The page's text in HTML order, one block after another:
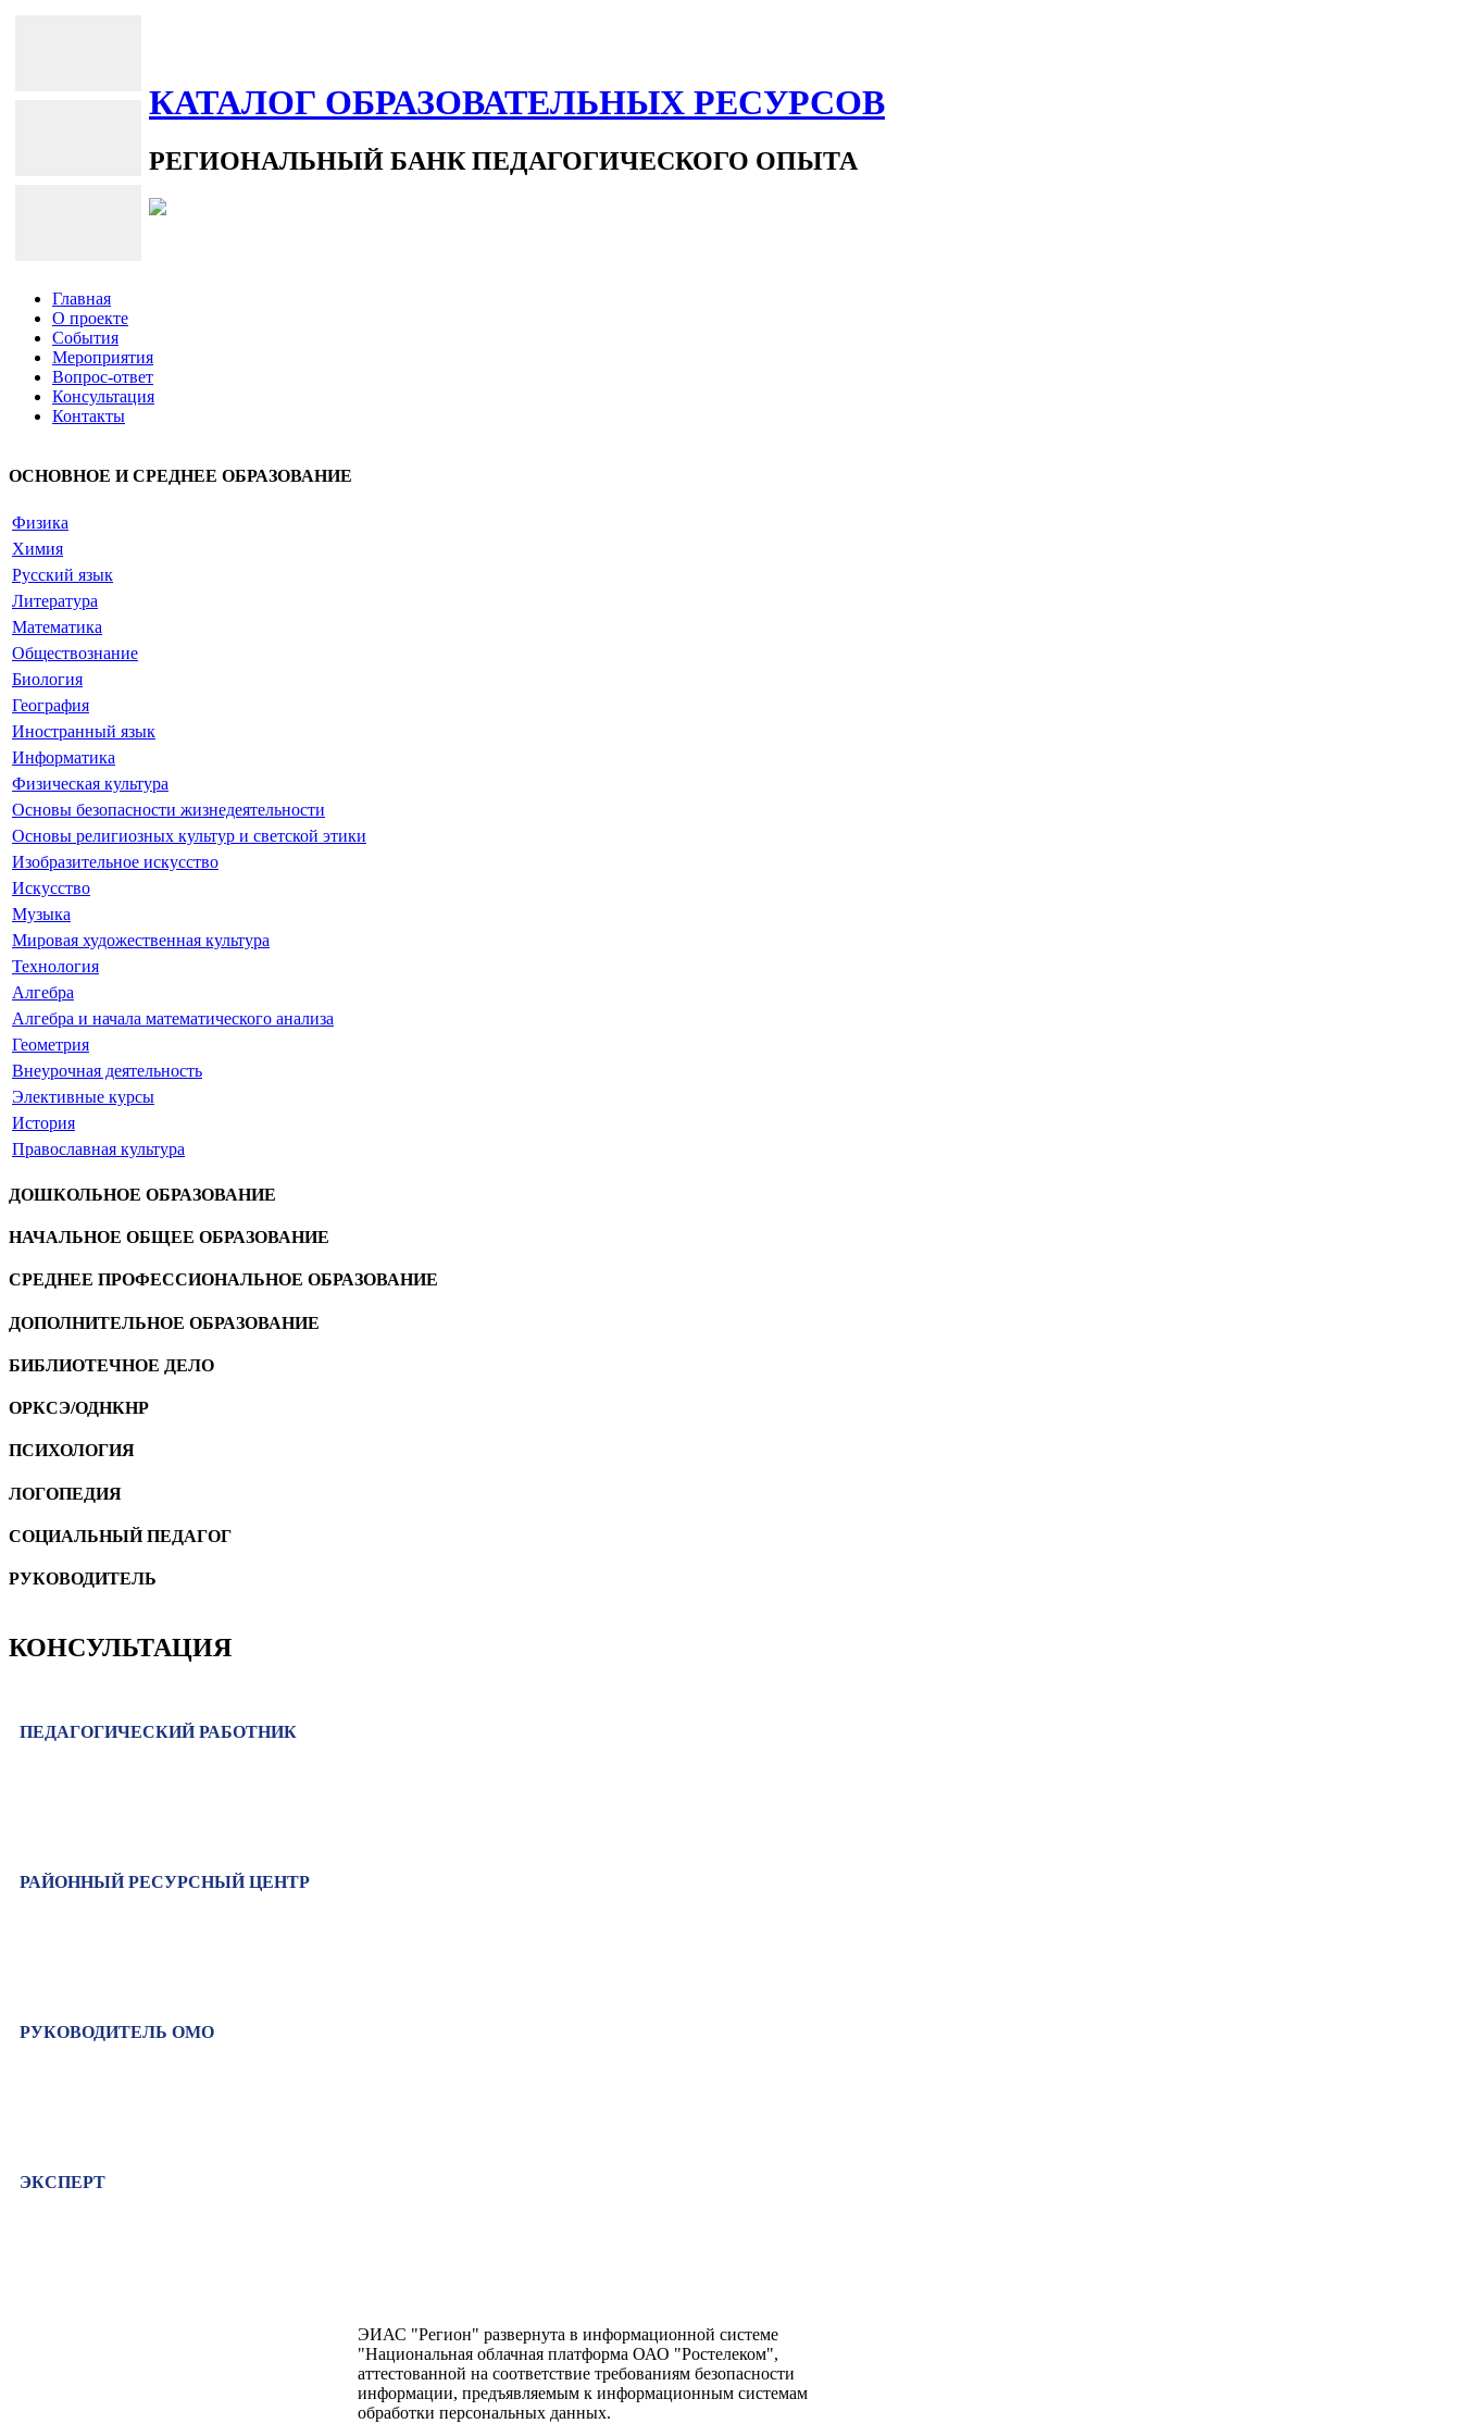
КАТАЛОГ ОБРАЗОВАТЕЛЬНЫХ РЕСУРСОВ
РЕГИОНАЛЬНЫЙ БАНК ПЕДАГОГИЧЕСКОГО ОПЫТА
Главная
О проекте
События
Мероприятия
Вопрос-ответ
Консультация
Контакты
ОСНОВНОЕ И СРЕДНЕЕ ОБРАЗОВАНИЕ
Физика
Химия
Русский язык
Литература
Математика
Обществознание
Биология
География
Иностранный язык
Информатика
Физическая культура
Основы безопасности жизнедеятельности
Основы религиозных культур и светской этики
Изобразительное искусство
Искусство
Музыка
Мировая художественная культура
Технология
Алгебра
Алгебра и начала математического анализа
Геометрия
Внеурочная деятельность
Элективные курсы
История
Православная культура
ДОШКОЛЬНОЕ ОБРАЗОВАНИЕ
НАЧАЛЬНОЕ ОБЩЕЕ ОБРАЗОВАНИЕ
СРЕДНЕЕ ПРОФЕССИОНАЛЬНОЕ ОБРАЗОВАНИЕ
ДОПОЛНИТЕЛЬНОЕ ОБРАЗОВАНИЕ
БИБЛИОТЕЧНОЕ ДЕЛО
ОРКСЭ/ОДНКНР
ПСИХОЛОГИЯ
ЛОГОПЕДИЯ
CОЦИАЛЬНЫЙ ПЕДАГОГ
РУКОВОДИТЕЛЬ
КОНСУЛЬТАЦИЯ
ПЕДАГОГИЧЕСКИЙ РАБОТНИК
РАЙОННЫЙ РЕСУРСНЫЙ ЦЕНТР
РУКОВОДИТЕЛЬ ОМО
ЭКСПЕРТ
ЭИАС "Регион" развернута в информационной системе
"Национальная облачная платформа ОАО "Ростелеком",
аттестованной на соответствие требованиям безопасности
информации, предъявляемым к информационным системам
обработки персональных данных.